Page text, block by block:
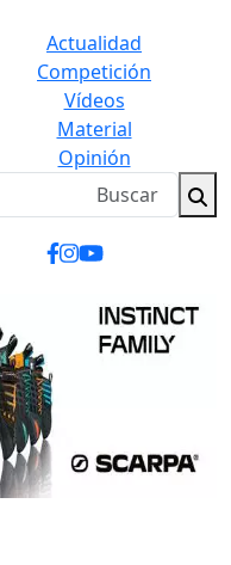
Actualidad
Competición
Vídeos
Material
Opinión